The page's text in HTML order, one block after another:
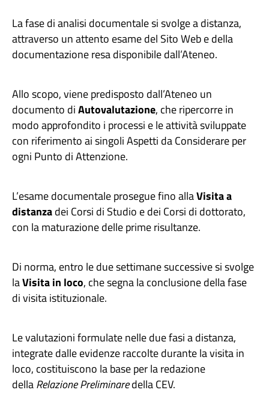
La fase di analisi documentale si svolge a distanza,
attraverso un attento esame del Sito Web e della
documentazione resa disponibile dall’Ateneo.
Allo scopo, viene predisposto dall’Ateneo un
documento diAutovalutazione, che ripercorre in
modo approfondito i processi e le attività sviluppate
con riferimento ai singoli Aspetti da Considerare per
ogni Punto di Attenzione.
L’esame documentale prosegue fino allaVisita a
distanzadei Corsi di Studio e dei Corsi di dottorato,
con la maturazione delle prime risultanze.
Di norma, entro le due settimane successive si svolge
laVisita in loco, che segna la conclusione della fase
di visita istituzionale.
Le valutazioni formulate nelle due fasi a distanza,
integrate dalle evidenze raccolte durante la visita in
loco, costituiscono la base per la redazione
dellaRelazione Preliminaredella CEV.